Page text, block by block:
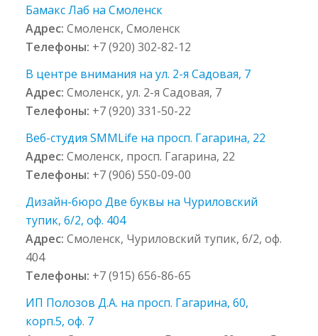
Бамакс Лаб на Смоленск
Адрес:Смоленск, Смоленск
Телефоны: +7 (920) 302-82-12
В центре внимания на ул. 2-я Садовая, 7
Адрес:Смоленск, ул. 2-я Садовая, 7
Телефоны: +7 (920) 331-50-22
Веб-студия SMMLife на просп. Гагарина, 22
Адрес:Смоленск, просп. Гагарина, 22
Телефоны: +7 (906) 550-09-00
Дизайн-бюро Две буквы на Чуриловский
тупик, 6/2, оф. 404
Адрес:Смоленск, Чуриловский тупик, 6/2, оф.
404
Телефоны: +7 (915) 656-86-65
ИП Полозов Д.А. на просп. Гагарина, 60,
корп.5, оф. 7